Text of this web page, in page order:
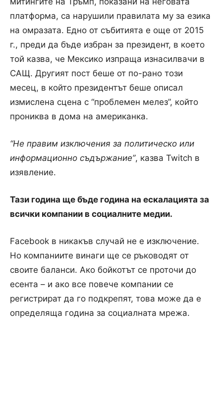
платформа, са нарушили правилата му за езика
на омразата. Едно от събитията е още от 2015
г., преди да бъде избран за президент, в което
той казва, че Мексико изпраща изнасилвачи в
САЩ. Другият пост беше от по-рано този
месец, в който президентът беше описал
измислена сцена с “проблемен мелез”, който
прониква в дома на американка.
“Не правим изключения за политическо или
информационно съдържание”, казва Twitch в
изявление.
Тази година ще бъде година на ескалацията за
всички компании в социалните медии.
Facebook в никакъв случай не е изключение.
Но компаниите винаги ще се ръководят от
своите баланси. Ако бойкотът се проточи до
есента – и ако все повече компании се
регистрират да го подкрепят, това може да е
определяща година за социалната мрежа.